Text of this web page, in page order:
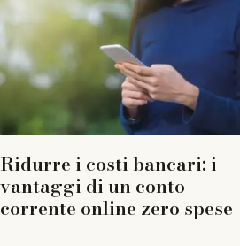
Ridurre i costi bancari: i
vantaggi di un conto
corrente online zero spese